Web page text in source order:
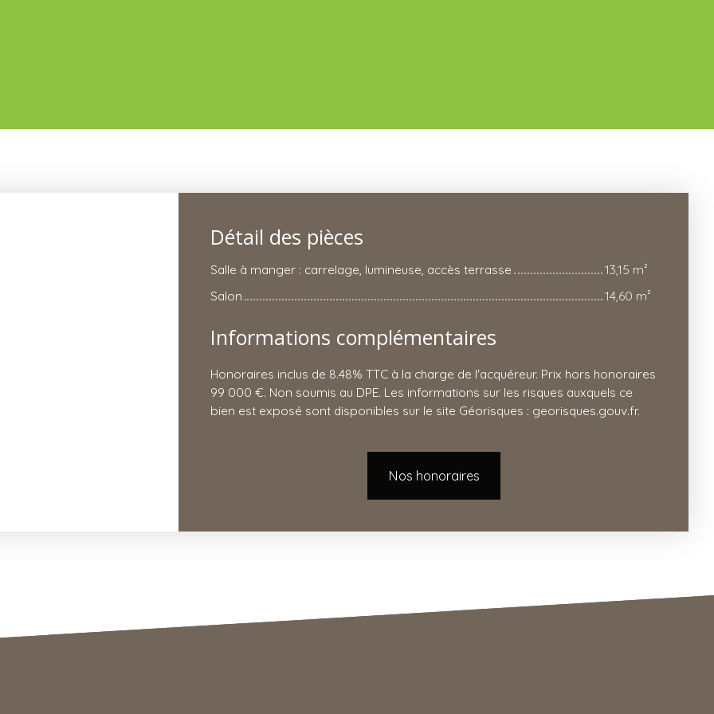
Détail des pièces
Salle à manger : carrelage, lumineuse, accès terrasse
13,15 m²
Salon
14,60 m²
Informations complémentaires
Honoraires inclus de 8.48% TTC à la charge de l'acquéreur. Prix hors honoraires
99 000 €. Non soumis au DPE. Les informations sur les risques auxquels ce
bien est exposé sont disponibles sur le site Géorisques : georisques.gouv.fr.
Nos honoraires